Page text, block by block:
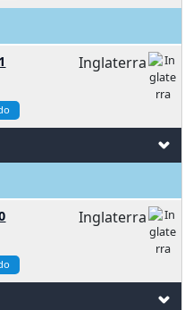
1 Inglaterra
Inglaterra